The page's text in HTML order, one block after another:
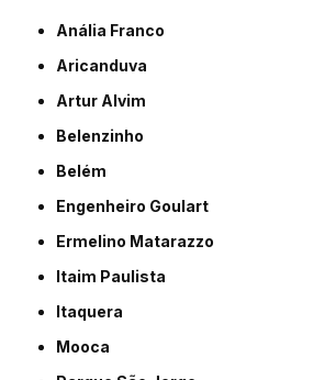
Anália Franco
Aricanduva
Artur Alvim
Belenzinho
Belém
Engenheiro Goulart
Ermelino Matarazzo
Itaim Paulista
Itaquera
Mooca